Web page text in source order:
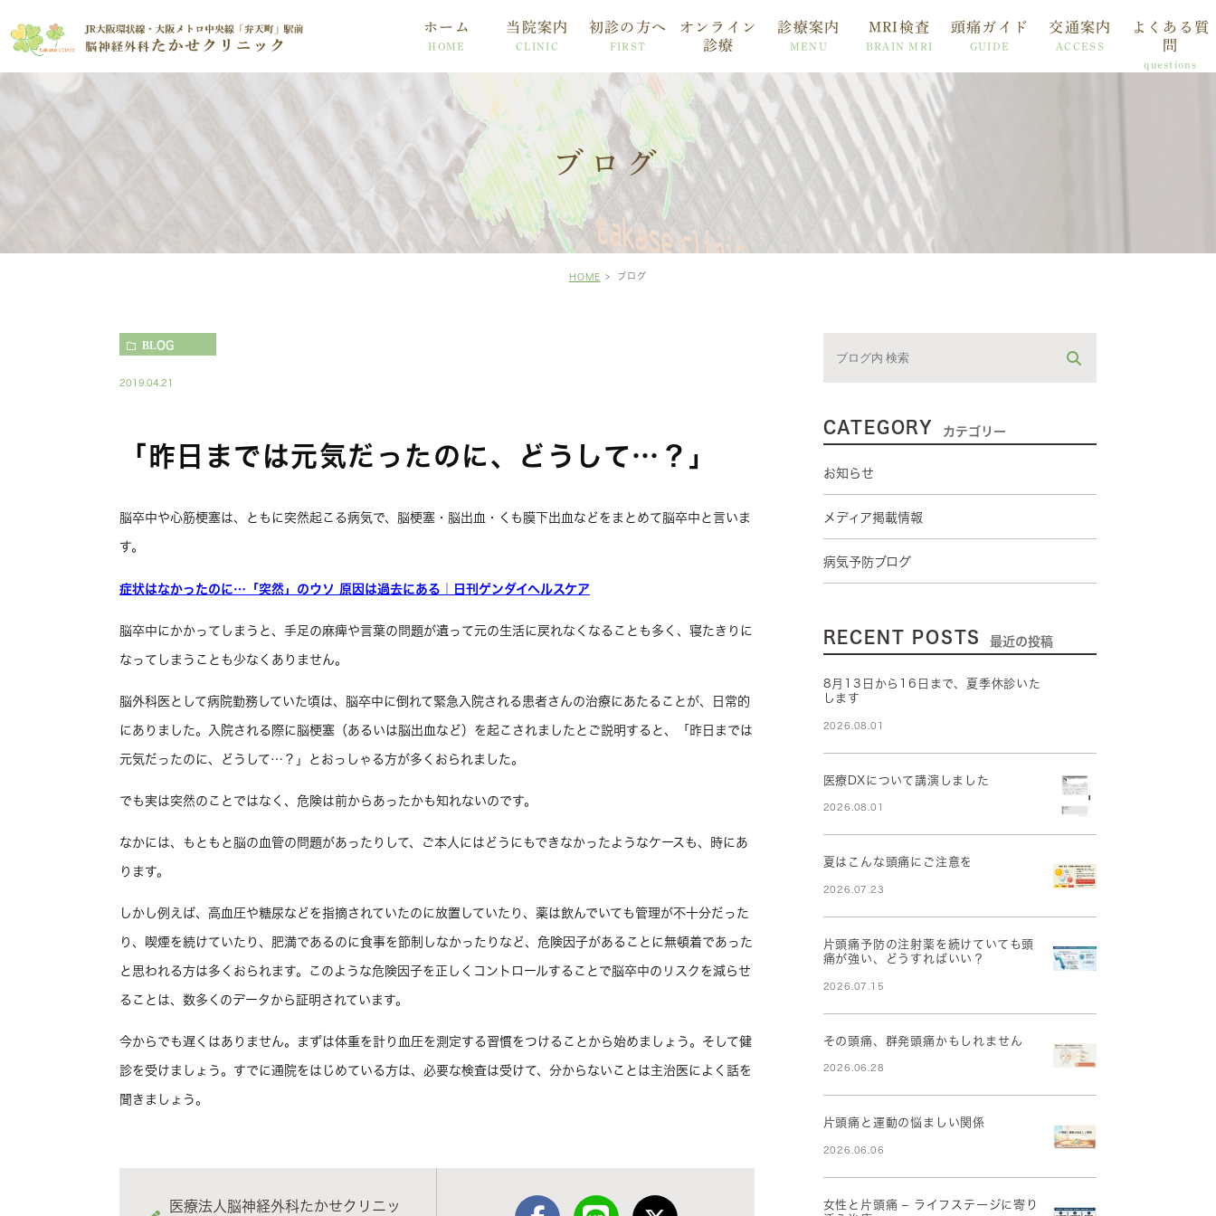
ホーム
HOME
当院案内
CLINIC
初診の方へ
FIRST
オンライン
診療
診療案内
MENU
MRI検査
BRAIN MRI
頭痛ガイド
GUIDE
交通案内
ACCESS
よくある質
問
questions
ブログ
HOME ブログ
BLOG
2019.04.21
「昨日までは元気だったのに、どうして…？」
脳卒中や心筋梗塞は、ともに突然起こる病気で、脳梗塞・脳出血・くも膜下出血などをまとめて脳卒中と言いま
す。
症状はなかったのに…「突然」のウソ 原因は過去にある｜日刊ゲンダイヘルスケア
脳卒中にかかってしまうと、手足の麻痺や言葉の問題が遺って元の生活に戻れなくなることも多く、寝たきりに
なってしまうことも少なくありません。
脳外科医として病院勤務していた頃は、脳卒中に倒れて緊急入院される患者さんの治療にあたることが、日常的
にありました。入院される際に脳梗塞（あるいは脳出血など）を起こされましたとご説明すると、「昨日までは
元気だったのに、どうして…？」とおっしゃる方が多くおられました。
でも実は突然のことではなく、危険は前からあったかも知れないのです。
なかには、もともと脳の血管の問題があったりして、ご本人にはどうにもできなかったようなケースも、時にあ
ります。
しかし例えば、高血圧や糖尿などを指摘されていたのに放置していたり、薬は飲んでいても管理が不十分だった
り、喫煙を続けていたり、肥満であるのに食事を節制しなかったりなど、危険因子があることに無頓着であった
と思われる方は多くおられます。このような危険因子を正しくコントロールすることで脳卒中のリスクを減らせ
ることは、数多くのデータから証明されています。
今からでも遅くはありません。まずは体重を計り血圧を測定する習慣をつけることから始めましょう。そして健
診を受けましょう。すでに通院をはじめている方は、必要な検査は受けて、分からないことは主治医によく話を
聞きましょう。
医療法人脳神経外科たかせクリニッ
CATEGORY カテゴリー
お知らせ
メディア掲載情報
病気予防ブログ
RECENT POSTS 最近の投稿
8月13日から16日まで、夏季休診いた
します
2026.08.01
医療DXについて講演しました
2026.08.01
夏はこんな頭痛にご注意を
2026.07.23
片頭痛予防の注射薬を続けていても頭
痛が強い、どうすればいい？
2026.07.15
その頭痛、群発頭痛かもしれません
2026.06.28
片頭痛と運動の悩ましい関係
2026.06.06
女性と片頭痛 – ライフステージに寄り